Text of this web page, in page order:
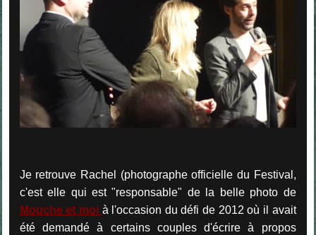
Je retrouve Rachel (photographe officielle du Festival,
c'est elle qui est "responsable" de la belle photo de
Mouche et moi à l'occasion du défi de 2012 où il avait
été demandé à certains couples d'écrire à propos